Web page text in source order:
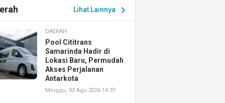
Lihat Lainnya chevron_right
DAERAH
Pool Cititrans
Samarinda Hadir di
Lokasi Baru, Permudah
Akses Perjalanan
Antarkota
Minggu, 02 Agu 2026 14:37